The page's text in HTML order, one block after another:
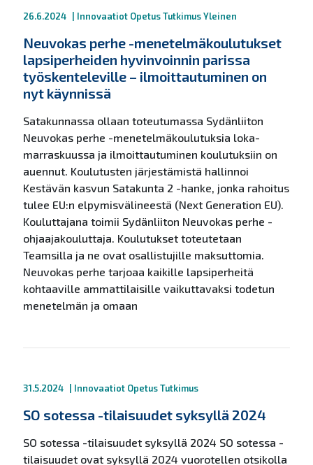
26.6.2024 Innovaatiot OpetusTutkimusYleinen
Neuvokas perhe -menetelmäkoulutukset
lapsiperheiden hyvinvoinnin parissa
työskenteleville – ilmoittautuminen on
nyt käynnissä
Satakunnassa ollaan toteutumassa Sydänliiton
Neuvokas perhe -menetelmäkoulutuksia loka-
marraskuussa ja ilmoittautuminen koulutuksiin on
auennut. Koulutusten järjestämistä hallinnoi
Kestävän kasvun Satakunta 2 -hanke, jonka rahoitus
tulee EU:n elpymisvälineestä (Next Generation EU).
Kouluttajana toimii Sydänliiton Neuvokas perhe -
ohjaajakouluttaja. Koulutukset toteutetaan
Teamsilla ja ne ovat osallistujille maksuttomia.
Neuvokas perhe tarjoaa kaikille lapsiperheitä
kohtaaville ammattilaisille vaikuttavaksi todetun
menetelmän ja omaan
31.5.2024 Innovaatiot OpetusTutkimus
SO sotessa -tilaisuudet syksyllä 2024
SO sotessa -tilaisuudet syksyllä 2024 SO sotessa -
tilaisuudet ovat syksyllä 2024 vuorotellen otsikolla